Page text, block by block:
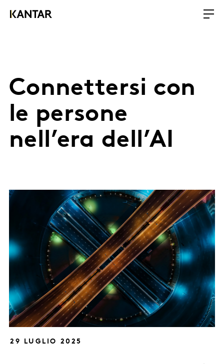
Connettersi con
le persone
nell’era dell’AI
29 LUGLIO 2025